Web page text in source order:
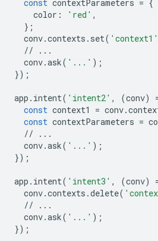
const contextParameters = {
color : 'red' ,
};
conv.contexts . set( 'context1'
//
...
conv.ask( '...' );
});
app . intent( 'intent2' , (conv)
const context1 = conv.
const contextParameters =
//
...
conv.ask( '...' );
});
app . intent( 'intent3' , (conv)
conv.contexts .delete(
//
...
conv.ask( '...' );
});